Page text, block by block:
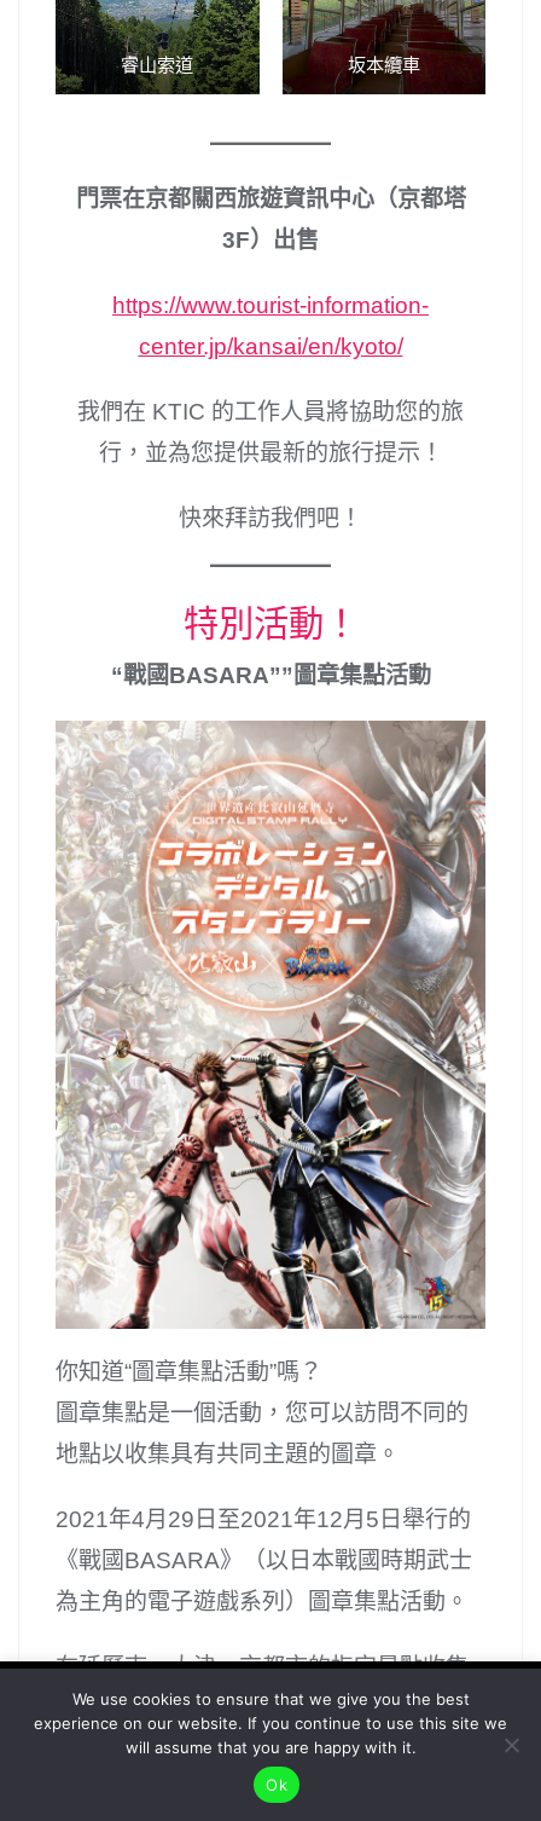
睿山索道 坂本纜車
門票在京都關西旅遊資訊中心（京都塔
3F）出售
https://www.tourist-information-
center.jp/kansai/en/kyoto/
我們在 KTIC 的工作人員將協助您的旅
行，並為您提供最新的旅行提示！
快來拜訪我們吧！
特別活動！
“戰國BASARA””圖章集點活動
你知道“圖章集點活動”嗎？
圖章集點是一個活動，您可以訪問不同的
地點以收集具有共同主題的圖章。
2021年4月29日至2021年12月5日舉行的
《戰國BASARA》（以日本戰國時期武士
為主角的電子遊戲系列）圖章集點活動。
在延歷寺、大津、京都市的指定景點收集
一定數量的圖章後，即可獲得禮品。 除了
可以獲得禮物以外，發掘和參觀新的地方
To give you the best possible user experience, this
site uses cookies. By continuing to browse the site,
you agree to our use of cookies as described in our
Privacy Policy.
Accept
We use cookies to ensure that we give you the best
experience on our website. If you continue to use this site we
will assume that you are happy with it.
Ok